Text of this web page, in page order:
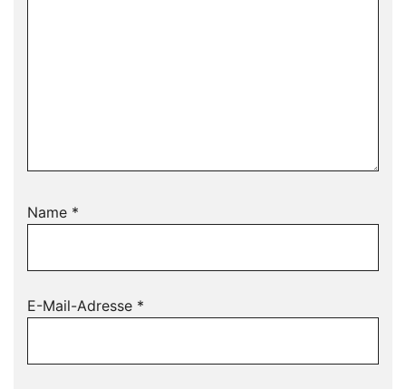
Name *
E-Mail-Adresse *